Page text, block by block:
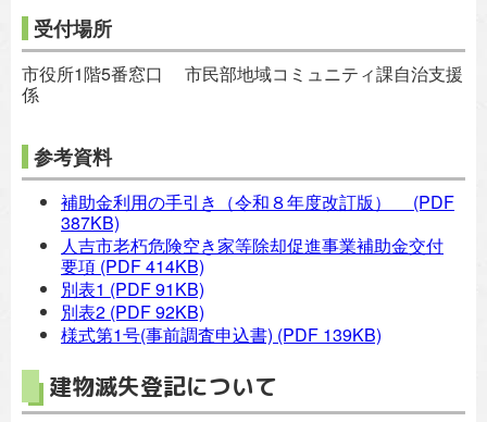
受付場所
市役所1階5番窓口 市民部地域コミュニティ課自治支援
係
参考資料
補助金利用の手引き（令和８年度改訂版）
(PDF
387KB)
人吉市老朽危険空き家等除却促進事業補助金交付
要項 (PDF 414KB)
別表1 (PDF 91KB)
別表2 (PDF 92KB)
様式第1号(事前調査申込書) (PDF 139KB)
建物滅失登記について